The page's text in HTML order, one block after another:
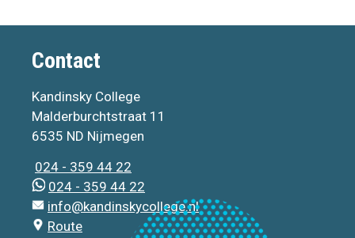
Contact
Kandinsky College
Malderburchtstraat 11
6535 ND Nijmegen
024 - 359 44 22
024 - 359 44 22
info@kandinskycollege.nl
Route